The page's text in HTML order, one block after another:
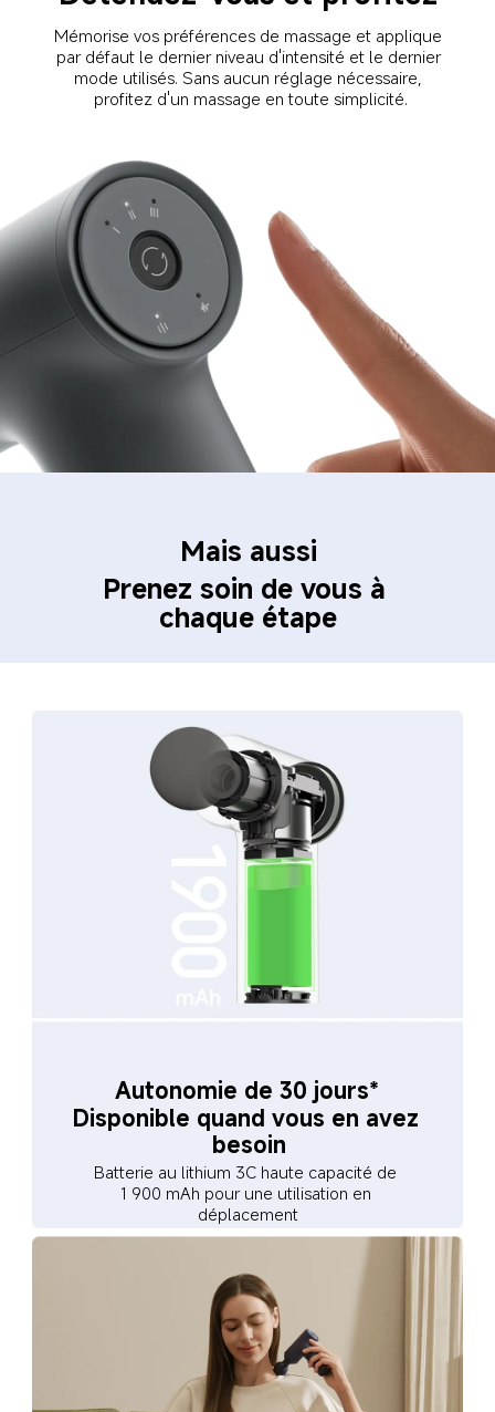
Mémorise vos préférences de massage et applique
par défaut le dernier niveau d'intensité et le dernier
mode utilisés. Sans aucun réglage nécessaire,
profitez d'un massage en toute simplicité.
Mais aussi
Prenez soin de vous à
chaque étape
Autonomie de 30 jours*
Disponible quand vous en avez
besoin
Batterie au lithium 3C haute capacité de
1 900 mAh pour une utilisation en
déplacement